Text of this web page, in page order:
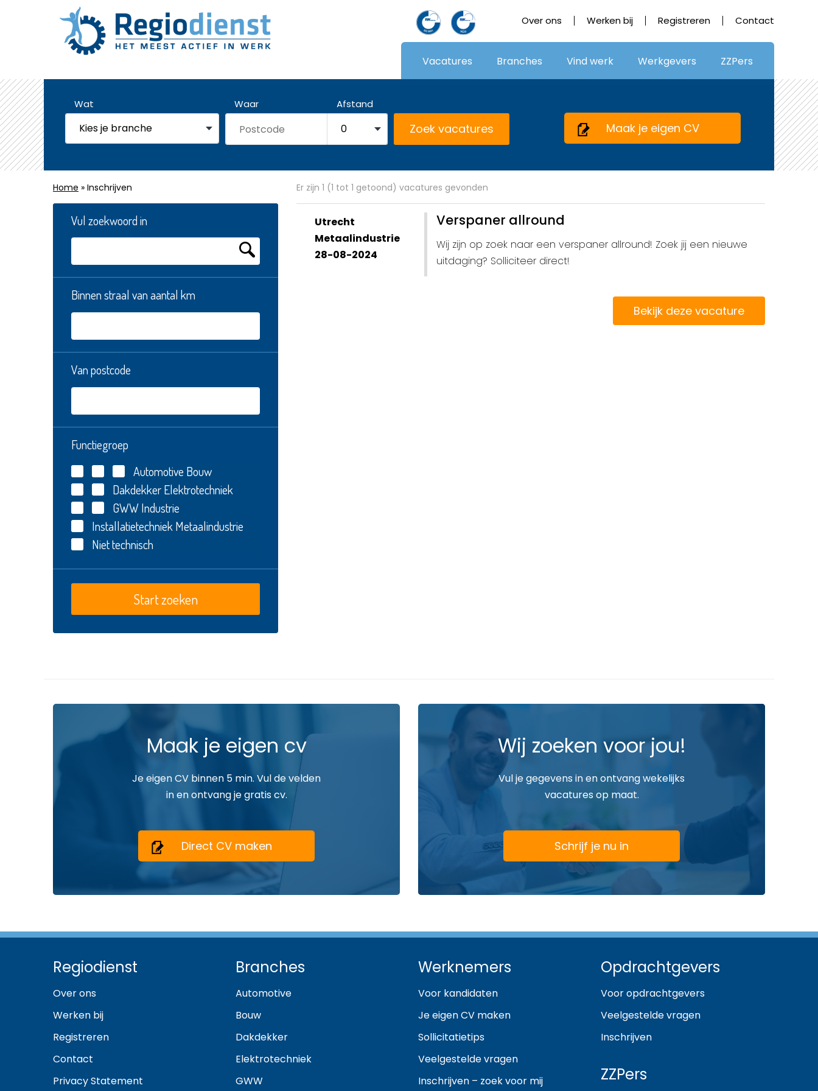
Over ons Werken bij Registreren Contact
Vacatures Branches Vind werk Werkgevers ZZPers
Wat Waar Afstand
Maak je eigen CV
Home » Inschrijven Er zijn 1 (1 tot 1 getoond) vacatures gevonden
Vul zoekwoord in
Binnen straal van aantal km
Van postcode
Functiegroep
Automotive Bouw
DakdekkerElektrotechniek
GWWIndustrie
Installatietechniek Metaalindustrie
Niet technisch
Utrecht
Metaalindustrie
28-08-2024
Verspaner allround
Wij zijn op zoek naar een verspaner allround! Zoek jij een nieuwe
uitdaging? Solliciteer direct!
Bekijk deze vacature
Maak je eigen cv
Je eigen CV binnen 5 min. Vul de velden
in en ontvang je gratis cv.
Direct CV maken
Wij zoeken voor jou!
Vul je gegevens in en ontvang wekelijks
vacatures op maat.
Schrijf je nu in
Regiodienst
Over ons
Werken bij
Registreren
Contact
Privacy Statement
Branches
Automotive
Bouw
Dakdekker
Elektrotechniek
GWW
Werknemers
Voor kandidaten
Je eigen CV maken
Sollicitatietips
Veelgestelde vragen
Inschrijven – zoek voor mij
Opdrachtgevers
Voor opdrachtgevers
Veelgestelde vragen
Inschrijven
ZZPers